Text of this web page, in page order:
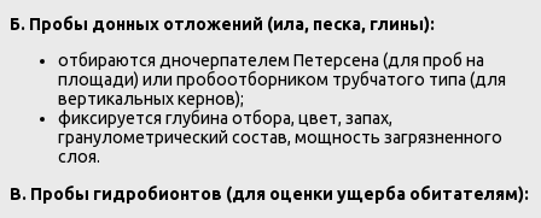
Б. Пробы донных отложений (ила, песка, глины):
отбираются дночерпателем Петерсена (для проб на
площади) или пробоотборником трубчатого типа (для
вертикальных кернов);
фиксируется глубина отбора, цвет, запах,
гранулометрический состав, мощность загрязненного
слоя.
В. Пробы гидробионтов (для оценки ущерба обитателям):